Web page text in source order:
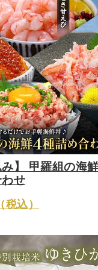
み】 甲羅組の海
せ
込）